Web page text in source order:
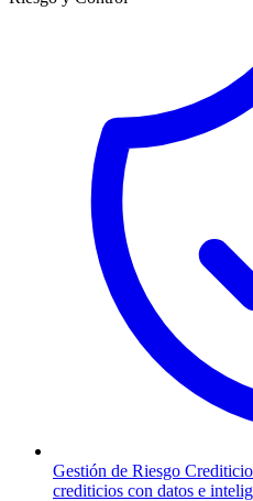
Gestión de Riesgo Crediticio
crediticios con datos e